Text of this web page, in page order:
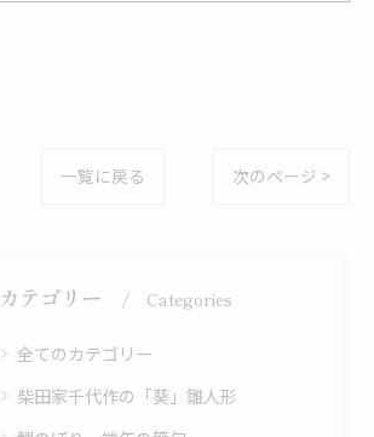
一覧に戻る 次のページ >
カテゴリー Categories
全てのカテゴリー
柴田家千代作の「葵」雛人形